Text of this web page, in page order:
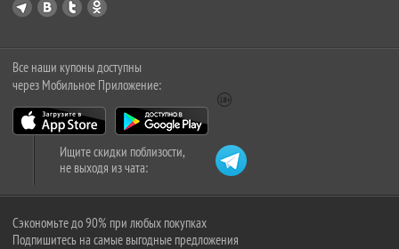
Все наши купоны доступны
через Мобильное Приложение:
Ищите скидки поблизости,
не выходя из чата:
Сэкономьте до 90% при любых покупках
Подпишитесь на самые выгодные предложения